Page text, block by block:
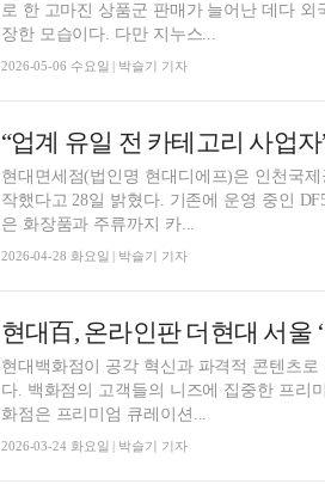
로 한 고마진 상품군 판매가 늘어난 데다
장한 모습이다. 다만 지누스...
2026-05-06 수요일 | 박슬기 기자
현대면세점(법인명 현대디에프)은 인천국
작했다고 28일 밝혔다. 기존에 운영 중인
은 화장품과 주류까지 카...
2026-04-28 화요일 | 박슬기 기자
현대百, 온라인판 더현대 서울
현대백화점이 공각 혁신과 파격적 콘텐츠
다. 백화점의 고객들의 니즈에 집중한 프리
화점은 프리미엄 큐레이션...
2026-03-24 화요일 | 박슬기 기자